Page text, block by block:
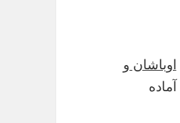
اوباشان و
آماده